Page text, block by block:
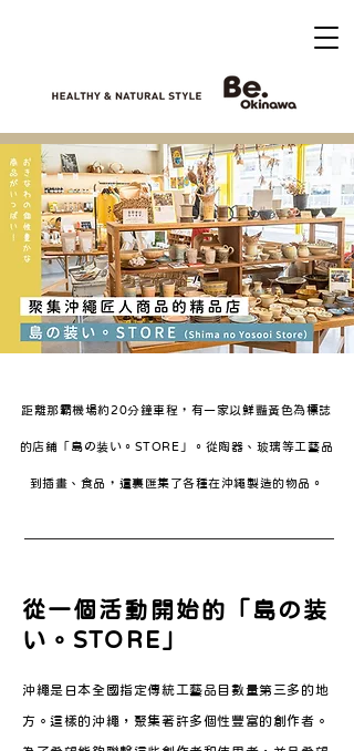
距離那霸機場約20分鐘車程，有一家以鮮豔黃色為標誌
的店鋪「島の装い。STORE」。從陶器、玻璃等工藝品
到插畫、食品，這裏匯集了各種在沖繩製造的物品。
從一個活動開始的「島の装
い。STORE」
沖繩是日本全國指定傳統工藝品目數量第三多的地
方。這樣的沖繩，聚集著許多個性豐富的創作者。